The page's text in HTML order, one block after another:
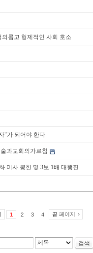
롭고 형제적인 사회 호소
"가 되어야 한다
과교회의가르침
미사 봉헌 및 3보 1배 대행진
1 2 3 4 끝 페이지
검색